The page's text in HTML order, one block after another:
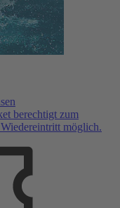
berechtigt zum
möglich.